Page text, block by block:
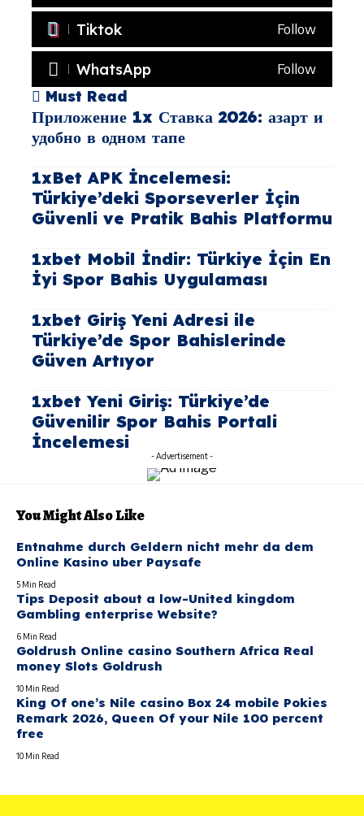
Tiktok Follow
WhatsApp Follow
Must Read
Приложение 1x Ставка 2026: азарт и
удобно в одном тапе
1xBet APK İncelemesi:
Türkiye’deki Sporseverler İçin
Güvenli ve Pratik Bahis Platformu
1xbet Mobil İndir: Türkiye İçin En
İyi Spor Bahis Uygulaması
1xbet Giriş Yeni Adresi ile
Türkiye’de Spor Bahislerinde
Güven Artıyor
1xbet Yeni Giriş: Türkiye’de
Güvenilir Spor Bahis Portali
İncelemesi
- Advertisement -
You Might Also Like
Entnahme durch Geldern nicht mehr da dem
Online Kasino uber Paysafe
5 Min Read
Tips Deposit about a low-United kingdom
Gambling enterprise Website?
6 Min Read
Goldrush Online casino Southern Africa Real
money Slots Goldrush
10 Min Read
King Of one’s Nile casino Box 24 mobile Pokies
Remark 2026, Queen Of your Nile 100 percent
free
10 Min Read